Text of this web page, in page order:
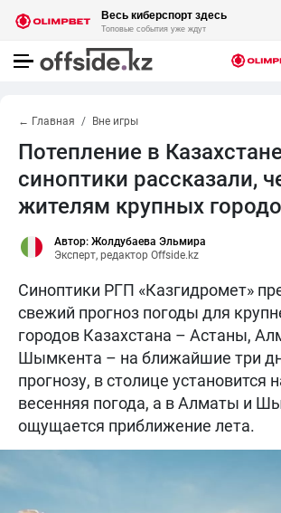
← Главная Вне игры
Потепление в
синоптики рассказали,
жителям крупных
Автор: Жолдубаева Эльмира
Эксперт, редактор Offside.kz
Синоптики РГП «Казгидромет»
свежий прогноз погоды для
городов Казахстана – Астаны,
Шымкента – на ближайшие три
прогнозу, в столице установится
весенняя погода, а в Алматы и
ощущается приближение лета.